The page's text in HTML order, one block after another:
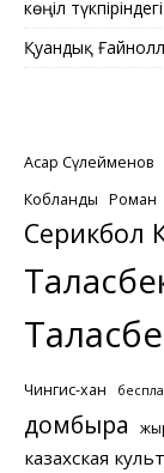
көңіл
Қуандық
Асқар Сүлейменов
Кобланды Роман
Серикбол
Чингис-хан
домбыра
казахская